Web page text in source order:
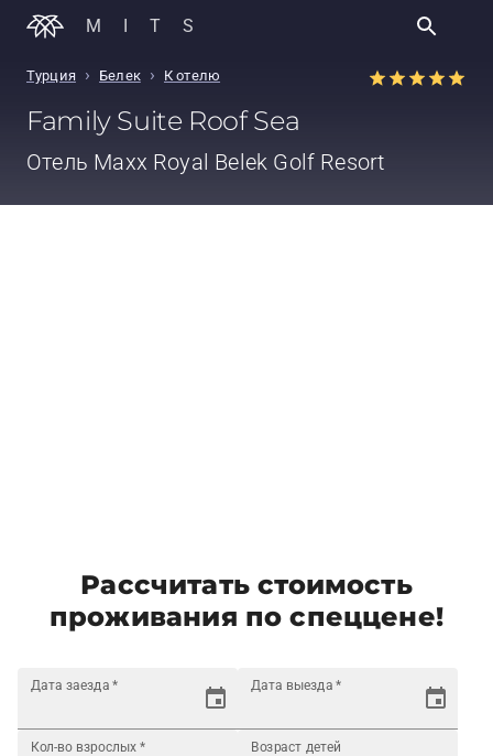
MITS
Турция › Белек › К отелю
Family Suite Roof Sea
Отель Maxx Royal Belek Golf Resort
Рассчитать стоимость
проживания по спеццене!
Дата заезда * Дата выезда *
Кол-во взрослых * Возраст детей